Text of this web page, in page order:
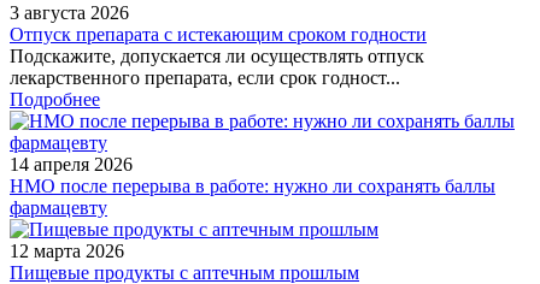
3 августа 2026
Отпуск препарата с истекающим сроком годности
Подскажите, допускается ли осуществлять отпуск
лекарственного препарата, если срок годност...
Подробнее
14 апреля 2026
НМО после перерыва в работе: нужно ли сохранять баллы
фармацевту
12 марта 2026
Пищевые продукты с аптечным прошлым